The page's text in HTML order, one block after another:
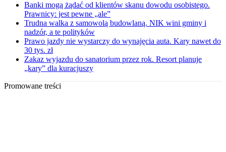
Banki mogą żądać od klientów skanu dowodu osobistego.
Prawnicy: jest pewne „ale”
Trudna walka z samowolą budowlaną. NIK wini gminy i
nadzór, a te polityków
Prawo jazdy nie wystarczy do wynajęcia auta. Kary nawet do
30 tys. zł
Zakaz wyjazdu do sanatorium przez rok. Resort planuje
„kary” dla kuracjuszy
Promowane treści